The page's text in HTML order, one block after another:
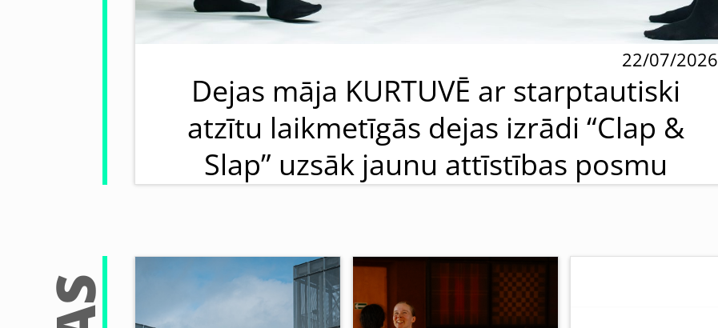
22/07/2026
Dejas māja KURTUVĒ ar starptautiski
atzītu laikmetīgās dejas izrādi “Clap &
Slap” uzsāk jaunu attīstības posmu